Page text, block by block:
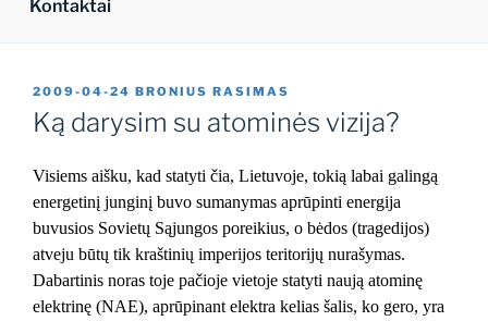
Kontaktai
PASKELBTA
2009-04-24 BRONIUS RASIMAS
Ką darysim su atominės vizija?
Visiems aišku, kad statyti čia, Lietuvoje, tokią labai galingą
energetinį junginį buvo sumanymas aprūpinti energija
buvusios Sovietų Sąjungos poreikius, o bėdos (tragedijos)
atveju būtų tik kraštinių imperijos teritorijų nurašymas.
Dabartinis noras toje pačioje vietoje statyti naują atominę
elektrinę (NAE), aprūpinant elektra kelias šalis, ko gero, yra